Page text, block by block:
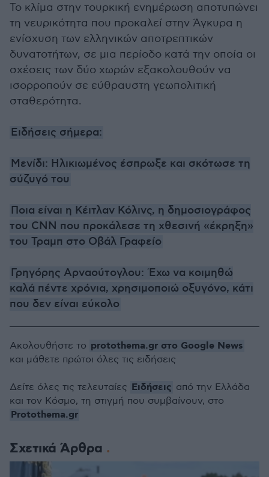
Το κλίμα στην τουρκική ενημέρωση αποτυπώνει
τη νευρικότητα που προκαλεί στην Άγκυρα η
ενίσχυση των ελληνικών αποτρεπτικών
δυνατοτήτων, σε μια περίοδο κατά την οποία οι
σχέσεις των δύο χωρών εξακολουθούν να
ισορροπούν σε εύθραυστη γεωπολιτική
σταθερότητα.
Ειδήσεις σήμερα:
Μενίδι: Ηλικιωμένος έσπρωξε και σκότωσε τη
σύζυγό του
Ποια είναι η Κέιτλαν Κόλινς, η δημοσιογράφος
του CNN που προκάλεσε τη χθεσινή «έκρηξη»
του Τραμπ στο Οβάλ Γραφείο
Γρηγόρης Αρναούτογλου: Έχω να κοιμηθώ
καλά πέντε χρόνια, χρησιμοποιώ οξυγόνο, κάτι
που δεν είναι εύκολο
Σχετικά Άρθρα
Ακολουθήστε το protothema.gr στο Google News
και μάθετε πρώτοι όλες τις ειδήσεις
Δείτε όλες τις τελευταίες Ειδήσεις από την Ελλάδα
και τον Κόσμο, τη στιγμή που συμβαίνουν, στο
Protothema.gr